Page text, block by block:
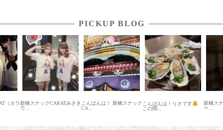
PICKUP BLOG
（カラ新橋スナックCARATみさき
で...
こんばんは！ 新橋スナック
CA...
こんばんは！りさです
この間...
新橋ス
ー...